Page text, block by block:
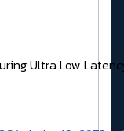
Ultra Low